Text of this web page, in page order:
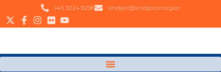
(41) 3224 9296 sindijor@sindijorpr.org.br